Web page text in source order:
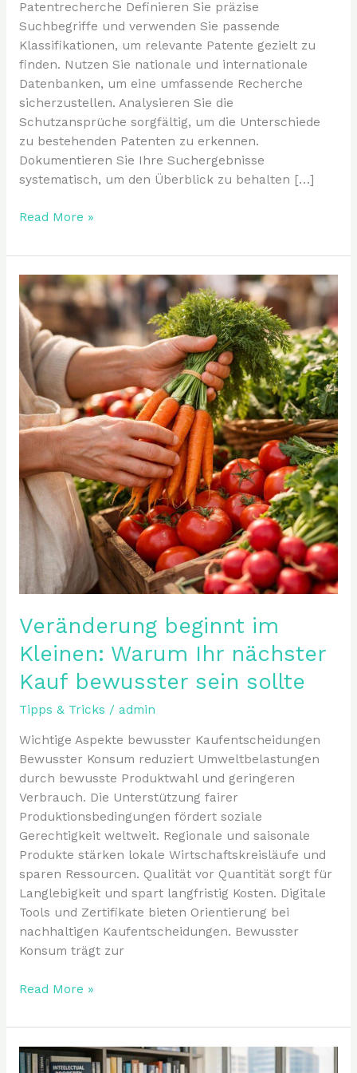
Patentrecherche Definieren Sie präzise
Suchbegriffe und verwenden Sie passende
Klassifikationen, um relevante Patente gezielt zu
finden. Nutzen Sie nationale und internationale
Datenbanken, um eine umfassende Recherche
sicherzustellen. Analysieren Sie die
Schutzansprüche sorgfältig, um die Unterschiede
zu bestehenden Patenten zu erkennen.
Dokumentieren Sie Ihre Suchergebnisse
systematisch, um den Überblick zu behalten […]
Read More »
Veränderung beginnt im
Kleinen: Warum Ihr nächster
Kauf bewusster sein sollte
Tipps & Tricks / admin
Wichtige Aspekte bewusster Kaufentscheidungen
Bewusster Konsum reduziert Umweltbelastungen
durch bewusste Produktwahl und geringeren
Verbrauch. Die Unterstützung fairer
Produktionsbedingungen fördert soziale
Gerechtigkeit weltweit. Regionale und saisonale
Produkte stärken lokale Wirtschaftskreisläufe und
sparen Ressourcen. Qualität vor Quantität sorgt für
Langlebigkeit und spart langfristig Kosten. Digitale
Tools und Zertifikate bieten Orientierung bei
nachhaltigen Kaufentscheidungen. Bewusster
Konsum trägt zur
Veränderung
beginnt
im
Kleinen:
Warum
Ihr
nächster
Kauf
bewusster
sollte
Read More »
Innovationsschutz